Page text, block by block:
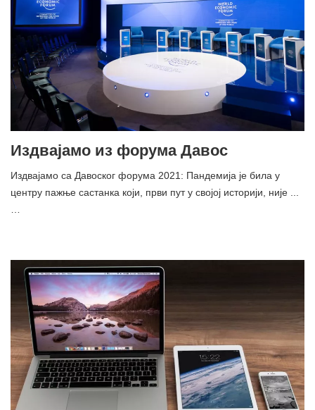
Издвајамо из форума Давос
Издвајамо са Давоског форума 2021: Пандемија је била у
центру пажње састанка који, први пут у својој историји, није ...
…